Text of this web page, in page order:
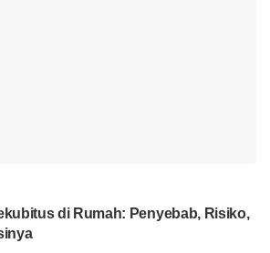
di Rumah: Penyebab, Risiko,